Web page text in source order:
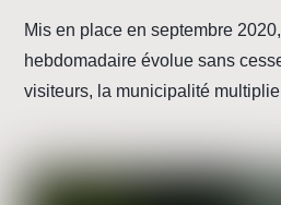
Mis en place en septembre
hebdomadaire évolue sans
visiteurs, la municipalité